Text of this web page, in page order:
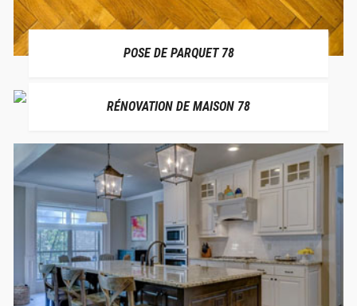
POSE DE PARQUET 78
RÉNOVATION DE MAISON 78